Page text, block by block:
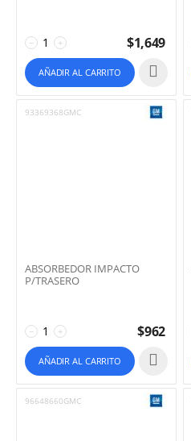
+
− $1,649
AÑADIR AL CARRITO
93369368GMC
ABSORBEDOR IMPACTO
P/TRASERO
+
− $962
AÑADIR AL CARRITO
96648660GMC